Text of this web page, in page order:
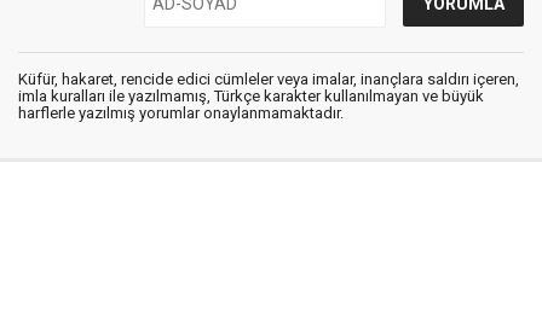
Küfür, hakaret, rencide edici cümleler veya imalar, inançlara saldırı içeren,
imla kuralları ile yazılmamış, Türkçe karakter kullanılmayan ve büyük
harflerle yazılmış yorumlar onaylanmamaktadır.